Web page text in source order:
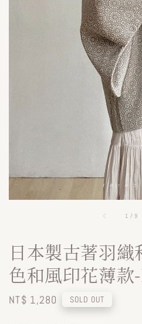
1 / 9
日本製古著羽
色和風印花薄款
Regular
NT$ 1,280 SOLD OUT